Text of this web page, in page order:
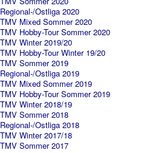
Regional-/Ostliga 2020
TMV Mixed Sommer 2020
TMV Hobby-Tour Sommer 2020
TMV Winter 2019/20
TMV Hobby-Tour Winter 19/20
TMV Sommer 2019
Regional-/Ostliga 2019
TMV Mixed Sommer 2019
TMV Hobby-Tour Sommer 2019
TMV Winter 2018/19
TMV Sommer 2018
Regional-/Ostliga 2018
TMV Winter 2017/18
TMV Sommer 2017